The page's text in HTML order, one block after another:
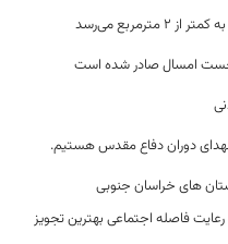
می‌رسد
دوران دفاع مقدس هستیم.
های خراسان جنوبی
فاصله اجتماعی بهترین تجویز